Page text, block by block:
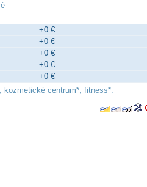
+0 €
+0 €
+0 €
+0 €
+0 €
kozmetické centrum*, fitness*.